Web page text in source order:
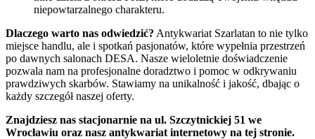
niepowtarzalnego charakteru.
Dlaczego warto nas odwiedzić? Antykwariat Szarlatan to nie tylko
miejsce handlu, ale i spotkań pasjonatów, które wypełnia przestrzeń
po dawnych salonach DESA. Nasze wieloletnie doświadczenie
pozwala nam na profesjonalne doradztwo i pomoc w odkrywaniu
prawdziwych skarbów. Stawiamy na unikalność i jakość, dbając o
każdy szczegół naszej oferty.
Znajdziesz nas stacjonarnie na ul. Szczytnickiej 51 we
Wrocławiu oraz nasz antykwariat internetowy na tej stronie.